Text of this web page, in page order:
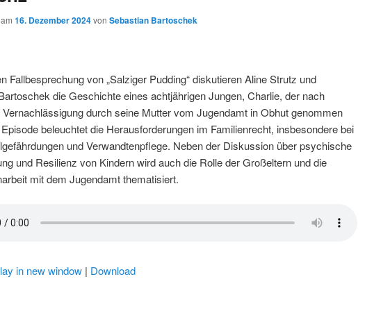
am16. Dezember 2024 vonSebastian Bartoschek
Fallbesprechung von „Salziger Pudding“ diskutieren Aline Strutz und
die Geschichte eines achtjährigen Jungen, Charlie, der nach
Vernachlässigung durch seine Mutter vom Jugendamt in Obhut genommen
beleuchtet die Herausforderungen im Familienrecht, insbesondere bei
und Verwandtenpflege. Neben der Diskussion über psychische
und Resilienz von Kindern wird auch die Rolle der Großeltern und die
mit dem Jugendamt thematisiert.
in new window | Download